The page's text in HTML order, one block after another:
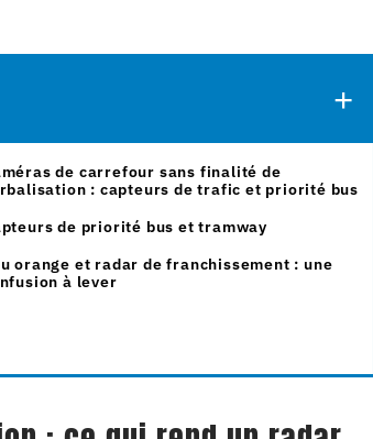
de carrefour sans finalité de
: capteurs de trafic et priorité bus
de priorité bus et tramway
orange et radar de franchissement : une
à lever